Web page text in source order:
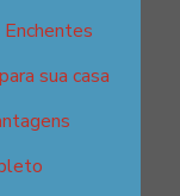
sua casa